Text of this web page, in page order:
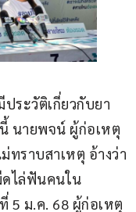
ระวัติเกี่ยวกับยา
นายพจน์ ผู้ก่อเหตุ
ทราบสาเหตุ อ้างว่า
ดไล่ฟันคนใน
5 ม.ค. 68 ผู้ก่อเหตุ